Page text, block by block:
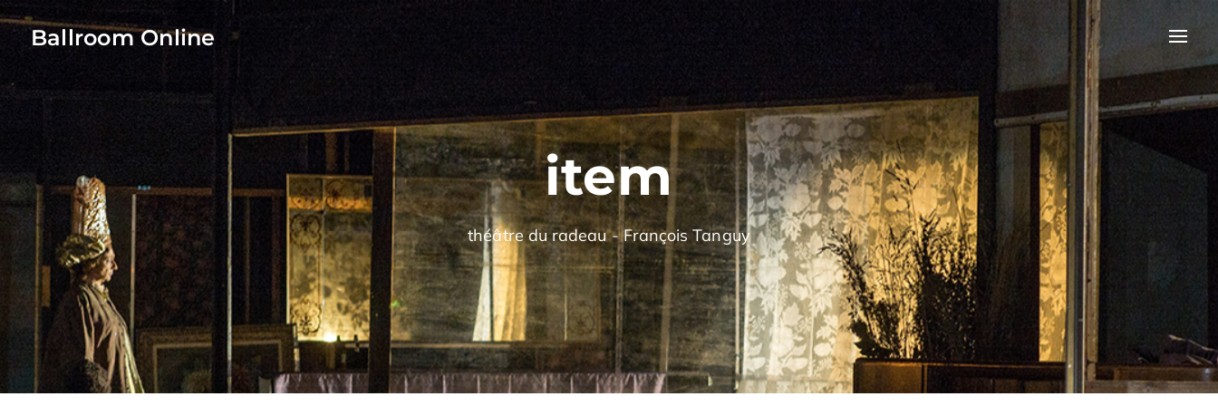
Ballroom Online
item
théâtre du radeau - François Tanguy